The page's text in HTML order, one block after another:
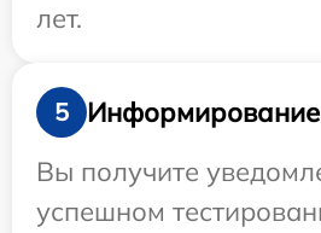
лет.
5
Информирование
Вы получите
успешном